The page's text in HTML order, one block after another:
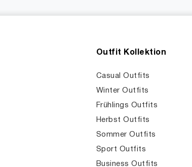
Outfit Kollektion
Casual Outfits
Winter Outfits
Frühlings Outfits
Herbst Outfits
Sommer Outfits
Sport Outfits
Business Outfits